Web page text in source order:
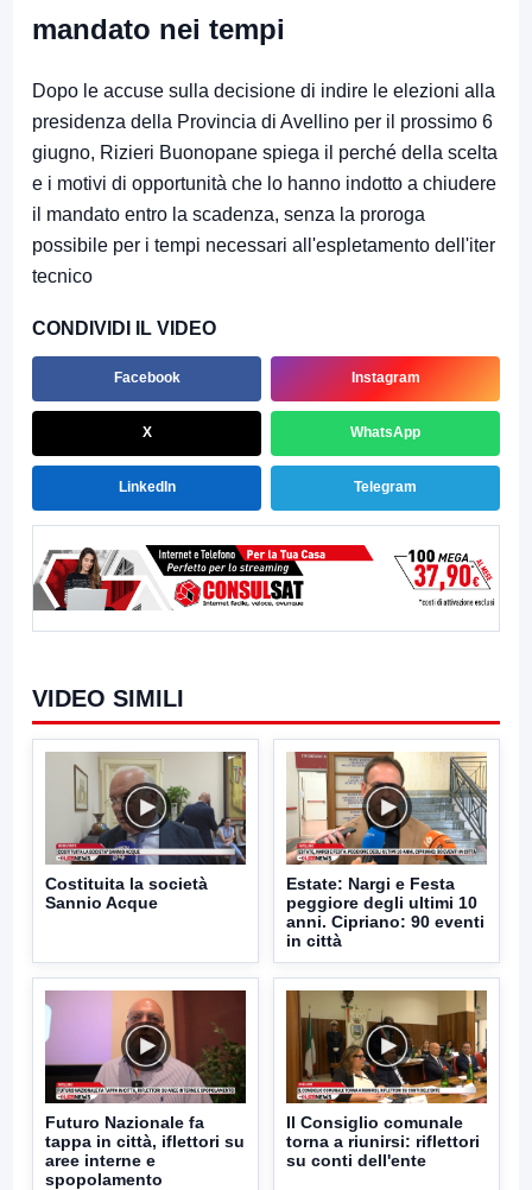
mandato nei tempi
Dopo le accuse sulla decisione di indire le elezioni alla
presidenza della Provincia di Avellino per il prossimo 6
giugno, Rizieri Buonopane spiega il perché della scelta
e i motivi di opportunità che lo hanno indotto a chiudere
il mandato entro la scadenza, senza la proroga
possibile per i tempi necessari all'espletamento dell'iter
tecnico
CONDIVIDI IL VIDEO
Facebook Instagram
X WhatsApp
LinkedIn Telegram
VIDEO SIMILI
Costituita la società
Sannio Acque
Estate: Nargi e Festa
peggiore degli ultimi 10
anni. Cipriano: 90 eventi
in città
Futuro Nazionale fa
tappa in città, iflettori su
aree interne e
spopolamento
Il Consiglio comunale
torna a riunirsi: riflettori
su conti dell'ente